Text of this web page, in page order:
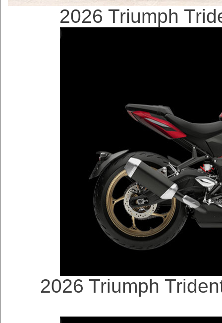
2026 Triumph
2026 Triumph